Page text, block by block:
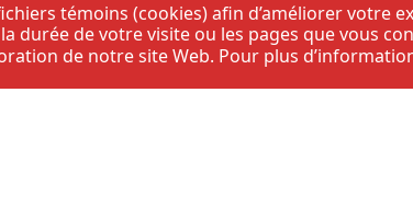
témoins (cookies) afin d’améliorer
durée de votre visite ou les pages que vous
de notre site Web. Pour plus